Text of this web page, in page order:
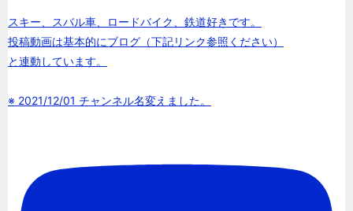
スキー、スバル車、ロードバイク、鉄道好きです。
投稿動画は基本的にブログ（下記リンク参照ください）
と連動しています。
※ 2021/12/01 チャンネル名変えました。